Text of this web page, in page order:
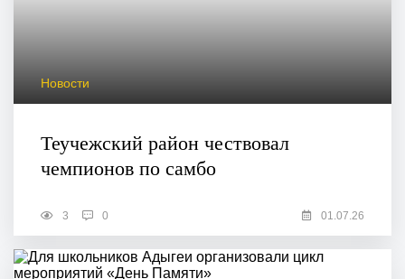
Новости
Теучежский район чествовал
чемпионов по самбо
3 0 01.07.26